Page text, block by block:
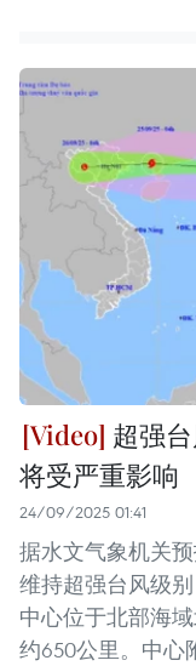
超强
将受严重影响
24/09/2025 01:41
据水文气象机关
维持超强台风级
中心位于北部海
约650公里。中心